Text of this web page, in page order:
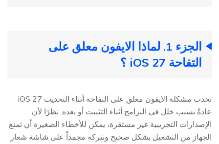
الجزء 1. لماذا الايفون معلق على
التفاحة iOS 27 ؟
تحدث مشكلة الايفون معلق على التفاحة أثناء التحديث iOS 27
عادةً بسبب خلل في البرامج أثناء التثبيت أو بعده. نظرًا لأن
الإصدارات التجريبية غير مستقرة، يمكن للأخطاء الصغيرة أن تمنع
الجهاز من التشغيل بشكل صحيح وتتركه مجمداً على شاشة شعار